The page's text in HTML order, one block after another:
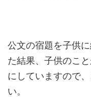
公文の宿題を子供
た結果、子供のこ
にしていますので
い。